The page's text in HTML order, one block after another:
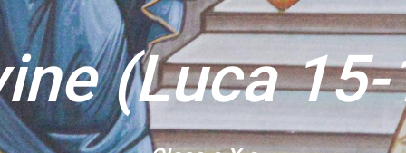
(Luca